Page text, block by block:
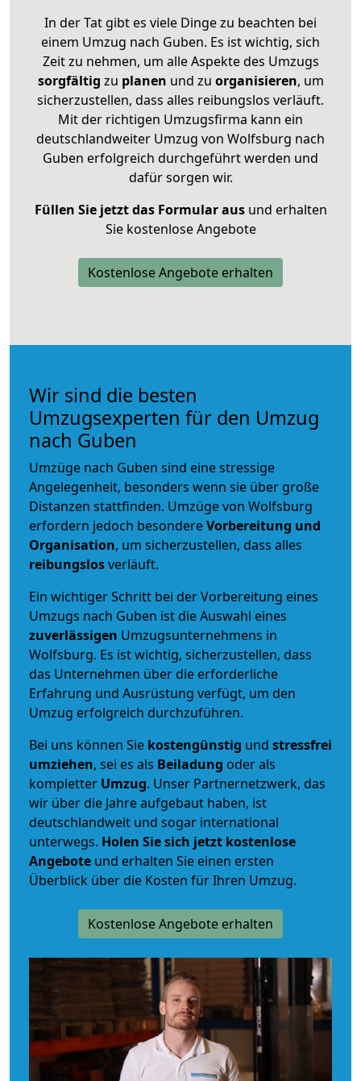
In der Tat gibt es viele Dinge zu beachten bei
einem Umzug nach Guben. Es ist wichtig, sich
Zeit zu nehmen, um alle Aspekte des Umzugs
sorgfältig zu planen und zu organisieren, um
sicherzustellen, dass alles reibungslos verläuft.
Mit der richtigen Umzugsfirma kann ein
deutschlandweiter Umzug von Wolfsburg nach
Guben erfolgreich durchgeführt werden und
dafür sorgen wir.
Füllen Sie jetzt das Formular ausund erhalten
Sie kostenlose Angebote
Kostenlose Angebote erhalten
Wir sind die besten
Umzugsexperten für den Umzug
nach Guben
Umzüge nach Guben sind eine stressige
Angelegenheit, besonders wenn sie über große
Distanzen stattfinden. Umzüge von Wolfsburg
erfordern jedoch besondereVorbereitung und
Organisation, um sicherzustellen, dass alles
reibungslosverläuft.
Ein wichtiger Schritt bei der Vorbereitung eines
Umzugs nach Guben ist die Auswahl eines
zuverlässigen Umzugsunternehmens in
Wolfsburg. Es ist wichtig, sicherzustellen, dass
das Unternehmen über die erforderliche
Erfahrung und Ausrüstung verfügt, um den
Umzug erfolgreich durchzuführen.
Bei uns können Sie kostengünstig und stressfrei
umziehen, sei es als Beiladung oder als
kompletter Umzug. Unser Partnernetzwerk, das
wir über die Jahre aufgebaut haben, ist
deutschlandweit und sogar international
unterwegs. Holen Sie sich jetzt kostenlose
Angebote und erhalten Sie einen ersten
Überblick über die Kosten für Ihren Umzug.
Kostenlose Angebote erhalten